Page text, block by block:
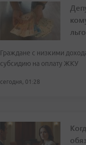
Граждане с низкими
субсидию на оплату ЖКУ
сегодня, 01:28